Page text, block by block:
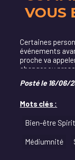
VOUS
Certaines
événements
proche va
changer ou
Posté le 16/06/
Mots clés :
Bien-être
Médiumnité